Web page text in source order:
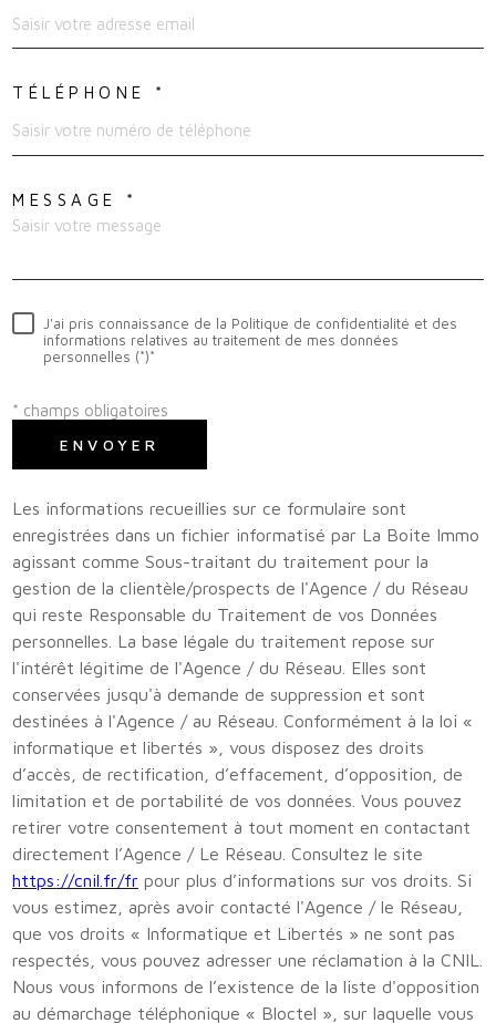
TÉLÉPHONE *
MESSAGE *
J'ai pris connaissance de la Politique de confidentialité et des
informations relatives au traitement de mes données
personnelles (*)*
* champs obligatoires
ENVOYER
Les informations recueillies sur ce formulaire sont
enregistrées dans un fichier informatisé par La Boite Immo
agissant comme Sous-traitant du traitement pour la
gestion de la clientèle/prospects de l'Agence / du Réseau
qui reste Responsable du Traitement de vos Données
personnelles. La base légale du traitement repose sur
l'intérêt légitime de l'Agence / du Réseau. Elles sont
conservées jusqu'à demande de suppression et sont
destinées à l'Agence / au Réseau. Conformément à la loi «
informatique et libertés », vous disposez des droits
d’accès, de rectification, d’effacement, d’opposition, de
limitation et de portabilité de vos données. Vous pouvez
retirer votre consentement à tout moment en contactant
directement l’Agence / Le Réseau. Consultez le site
https://cnil.fr/fr pour plus d’informations sur vos droits. Si
vous estimez, après avoir contacté l'Agence / le Réseau,
que vos droits « Informatique et Libertés » ne sont pas
respectés, vous pouvez adresser une réclamation à la CNIL.
Nous vous informons de l’existence de la liste d'opposition
au démarchage téléphonique « Bloctel », sur laquelle vous